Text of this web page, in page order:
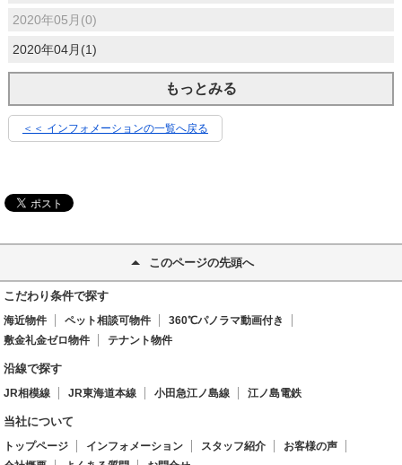
2020年05月(0)
2020年04月(1)
もっとみる
＜＜ インフォメーションの一覧へ戻る
このページの先頭へ
こだわり条件で探す
海近物件 ペット相談可物件
360℃パノラマ動画付き
敷金礼金ゼロ物件
テナント物件
沿線で探す
JR相模線 JR東海道本線 小田急江ノ島線 江ノ島電鉄
当社について
トップページ インフォメーション スタッフ紹介
お客様の声